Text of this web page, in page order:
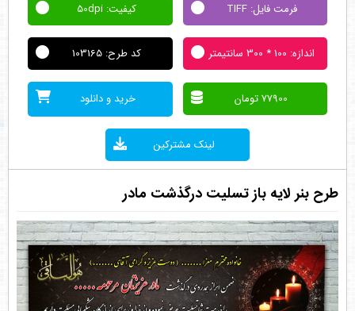
فرمت فایل: TIFF کیفیت: 50dpi
اندازه: 100 * 300 سانتیمتر کد طرح: 103165
77900 تومان خرید و دانلود
لینک مشترکین
طرح بنر لایه باز تسلیت درگذشت مادر